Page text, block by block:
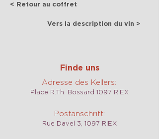
< Retour au coffret
Vers la description du vin >
Finde uns
Adresse des Kellers::
Place R.Th. Bossard 1097 RIEX
Postanschrift:
Rue Davel 3, 1097 RIEX